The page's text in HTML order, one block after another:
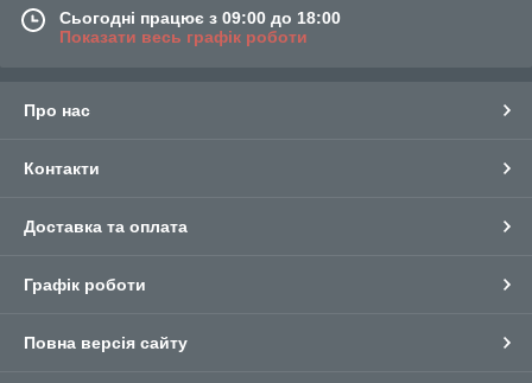
Сьогодні працює з 09:00 до 18:00
Показати весь графік роботи
Про нас
Контакти
Доставка та оплата
Графік роботи
Повна версія сайту